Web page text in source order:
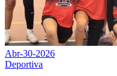
Abr-30-2026
Deportiva